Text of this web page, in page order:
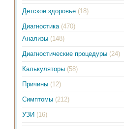
Детское здоровье (18)
Диагностика (470)
Анализы (148)
Диагностические процедуры (24)
Калькуляторы (58)
Причины (12)
Симптомы (212)
УЗИ (16)